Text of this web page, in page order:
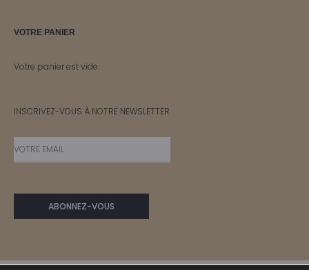
VOTRE PANIER
Votre panier est vide.
INSCRIVEZ-VOUS À NOTRE NEWSLETTER